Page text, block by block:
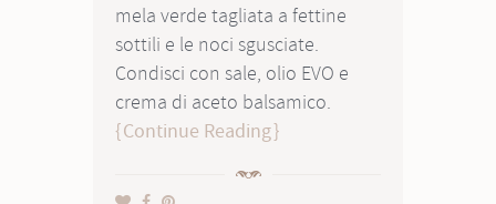
mela verde tagliata a fettine
sottili e le noci sgusciate.
Condisci con sale, olio EVO e
crema di aceto balsamico.
Continue Reading